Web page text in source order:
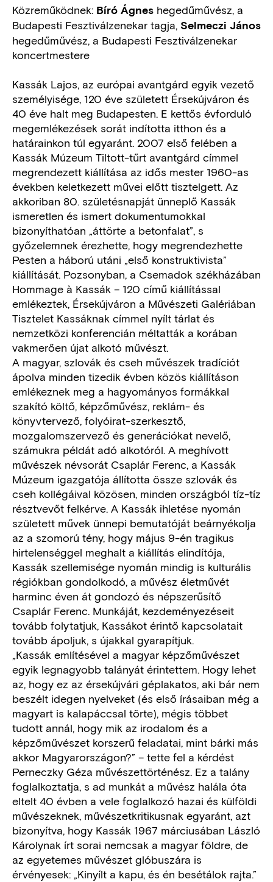
Közreműködnek: Bíró Ágnes hegedűművész, a
Budapesti Fesztiválzenekar tagja, Selmeczi János
hegedűművész, a Budapesti Fesztiválzenekar
koncertmestere
Kassák Lajos, az európai avantgárd egyik vezető
személyisége, 120 éve született Érsekújváron és
40 éve halt meg Budapesten. E kettős évforduló
megemlékezések sorát indította itthon és a
határainkon túl egyaránt. 2007 első felében a
Kassák Múzeum Tiltott-tűrt avantgárd címmel
megrendezett kiállítása az idős mester 1960-as
években keletkezett művei előtt tisztelgett. Az
akkoriban 80. születésnapját ünneplő Kassák
ismeretlen és ismert dokumentumokkal
bizonyíthatóan „áttörte a betonfalat”, s
győzelemnek érezhette, hogy megrendezhette
Pesten a háború utáni „első konstruktivista”
kiállítását. Pozsonyban, a Csemadok székházában
Hommage à Kassák – 120 című kiállítással
emlékeztek, Érsekújváron a Művészeti Galériában
Tisztelet Kassáknak címmel nyílt tárlat és
nemzetközi konferencián méltatták a korában
vakmerően újat alkotó művészt.
A magyar, szlovák és cseh művészek tradíciót
ápolva minden tizedik évben közös kiállításon
emlékeznek meg a hagyományos formákkal
szakító költő, képzőművész, reklám- és
könyvtervező, folyóirat-szerkesztő,
mozgalomszervező és generációkat nevelő,
számukra példát adó alkotóról. A meghívott
művészek névsorát Csaplár Ferenc, a Kassák
Múzeum igazgatója állította össze szlovák és
cseh kollégáival közösen, minden országból tíz-tíz
résztvevőt felkérve. A Kassák ihletése nyomán
született művek ünnepi bemutatóját beárnyékolja
az a szomorú tény, hogy május 9-én tragikus
hirtelenséggel meghalt a kiállítás elindítója,
Kassák szellemisége nyomán mindig is kulturális
régiókban gondolkodó, a művész életművét
harminc éven át gondozó és népszerűsítő
Csaplár Ferenc. Munkáját, kezdeményezéseit
tovább folytatjuk, Kassákot érintő kapcsolatait
tovább ápoljuk, s újakkal gyarapítjuk.
„Kassák említésével a magyar képzőművészet
egyik legnagyobb talányát érintettem. Hogy lehet
az, hogy ez az érsekújvári géplakatos, aki bár nem
beszélt idegen nyelveket (és első írásaiban még a
magyart is kalapáccsal törte), mégis többet
tudott annál, hogy mik az irodalom és a
képzőművészet korszerű feladatai, mint bárki más
akkor Magyarországon?” – tette fel a kérdést
Perneczky Géza művészettörténész. Ez a talány
foglalkoztatja, s ad munkát a művész halála óta
eltelt 40 évben a vele foglalkozó hazai és külföldi
művészeknek, művészetkritikusnak egyaránt, azt
bizonyítva, hogy Kassák 1967 márciusában László
Károlynak írt sorai nemcsak a magyar földre, de
az egyetemes művészet glóbuszára is
érvényesek: „Kinyílt a kapu, és én besétálok rajta.”